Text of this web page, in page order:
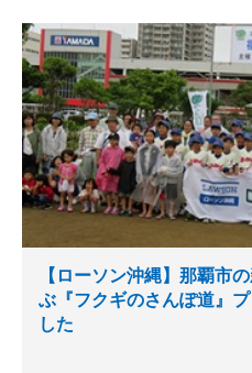
【ローソン沖縄】那覇市
ぶ『フクギのさんぽ道』
した